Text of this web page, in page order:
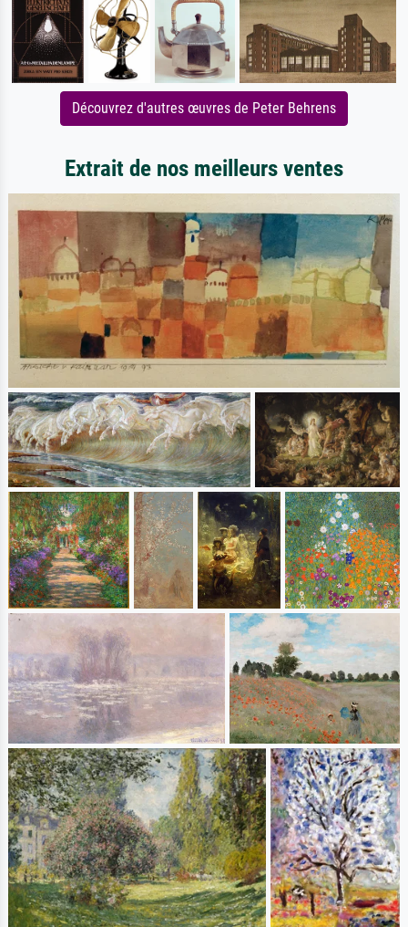
Découvrez d'autres œuvres de Peter Behrens
Extrait de nos meilleurs ventes